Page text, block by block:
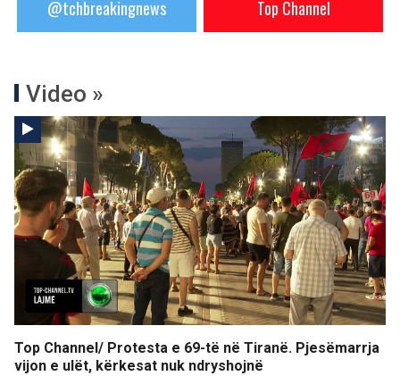
@tchbreakingnews Top Channel
Video »
Top Channel/ Protesta e 69-të në Tiranë. Pjesëmarrja
vijon e ulët, kërkesat nuk ndryshojnë